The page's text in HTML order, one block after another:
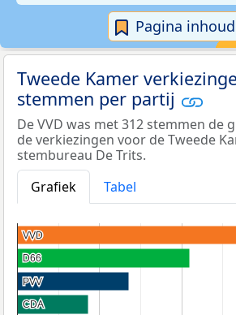
Pagina
Tweede Kamer
stemmen per partij
De VVD was met 312 stemmen de
de verkiezingen voor de Tweede
stembureau De Trits.
Grafiek
Tabel
VVD
VVD
D66
D66
PVV
PVV
CDA
CDA